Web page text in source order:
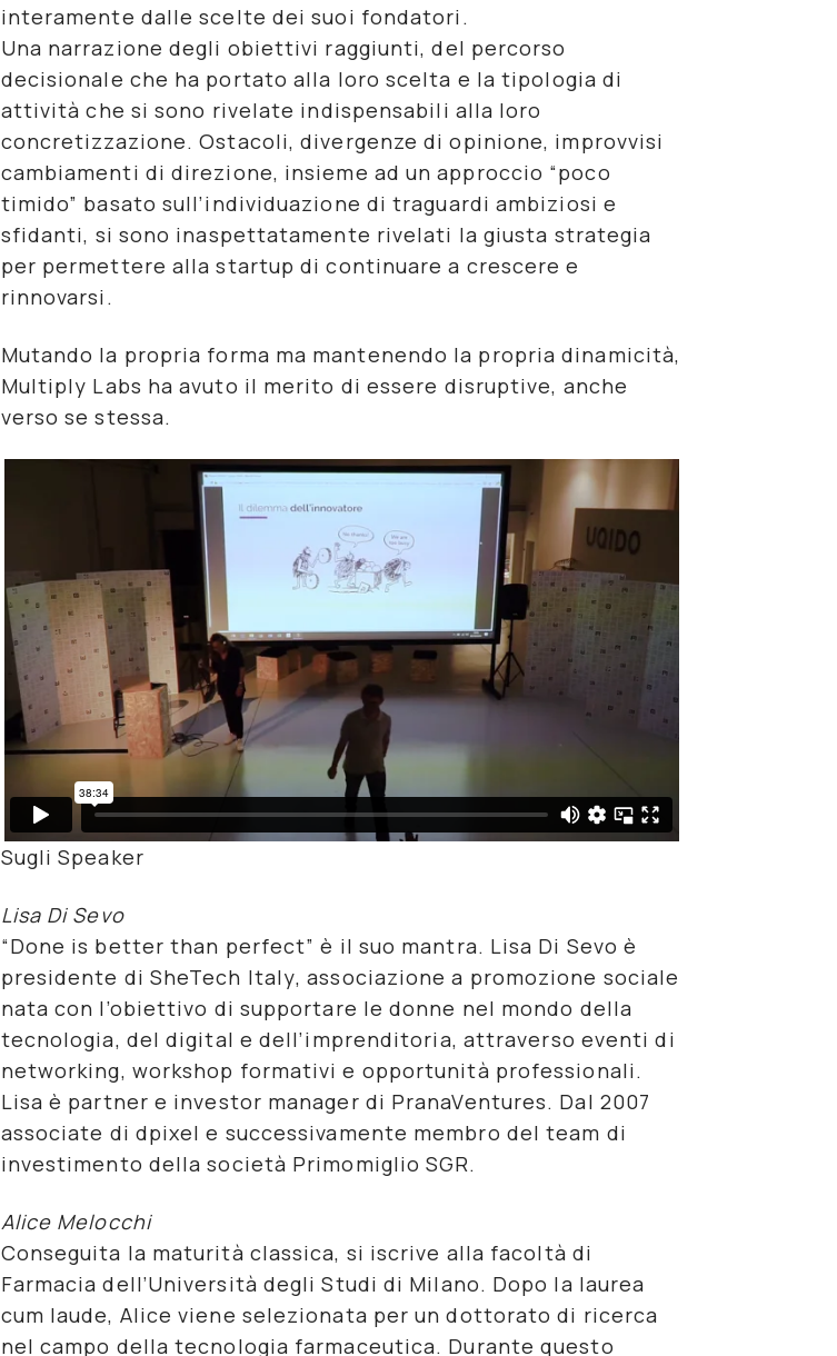
interamente dalle scelte dei suoi fondatori.
Una narrazione degli obiettivi raggiunti, del percorso
decisionale che ha portato alla loro scelta e la tipologia di
attività che si sono rivelate indispensabili alla loro
concretizzazione. Ostacoli, divergenze di opinione, improvvisi
cambiamenti di direzione, insieme ad un approccio “poco
timido” basato sull’individuazione di traguardi ambiziosi e
sfidanti, si sono inaspettatamente rivelati la giusta strategia
per permettere alla startup di continuare a crescere e
rinnovarsi.
Mutando la propria forma ma mantenendo la propria dinamicità,
Multiply Labs ha avuto il merito di essere disruptive, anche
versose stessa.
Sugli Speaker
Lisa Di Sevo
“Done is better than perfect” è il suo mantra. Lisa Di Sevo è
presidente di SheTech Italy, associazione a promozione sociale
nata con l’obiettivo di supportare le donne nel mondo della
tecnologia, del digital e dell’imprenditoria, attraverso eventi di
networking, workshop formativi e opportunità professionali.
Lisa è partner e investor manager di PranaVentures. Dal 2007
associate di dpixel e successivamente membro del team di
investimento della società Primomiglio SGR.
Alice Melocchi
Conseguita la maturità classica, si iscrive alla facoltà di
Farmacia dell’Università degli Studi di Milano. Dopo la laurea
cum laude, Alice viene selezionata per undottorato di ricerca
nel campo dellatecnologia farmaceutica. Durante questo